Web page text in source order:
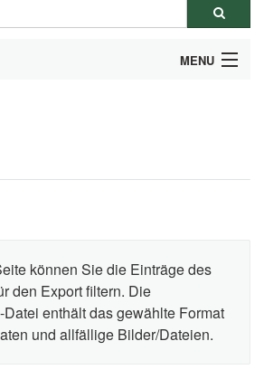
MENU
BENÖTIGT?
können Sie die Einträge des
den Export filtern. Die
enthält das gewählte Format
und allfällige Bilder/Dateien.